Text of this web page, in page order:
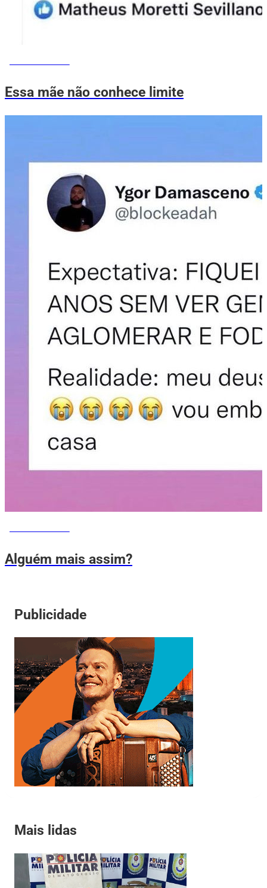
Essa mãe não conhece limite
Alguém mais assim?
Publicidade
Mais lidas